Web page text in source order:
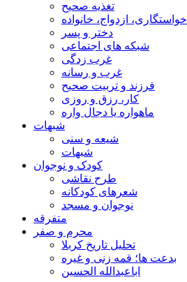
تغذیه صحیح
خواستگاری، ازدواج، خانواده
دختر و پسر
شبکه های اجتماعی
غرب زدگی
غرب و رسانه
فرزند و تربیت صحیح
کار، رزق و روزی
ماهواره یا دجال واره
شبهات
شیعه و سنی
شبهات
کودک و نوجوان
طرح نقاشی
شعرهای کودکانه
نوجوان و مسجد
متفرقه
محرم و صفر
تحلیل تاریخ کربلا
بدعت ها؛ قمه زنی و غیره
اباعبدالله الحسین